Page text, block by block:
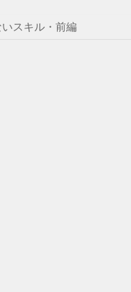
スキル・前編